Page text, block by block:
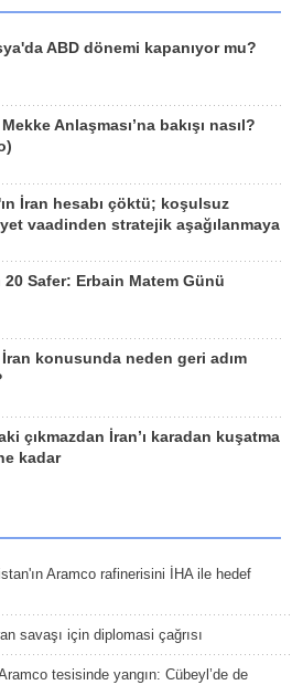
ABD dönemi kapanıyor mu?
Mekke Anlaşması’na bakışı nasıl?
İran hesabı çöktü; koşulsuz
vaadinden stratejik aşağılanmaya
20 Safer: Erbain Matem Günü
konusunda neden geri adım
çıkmazdan İran’ı karadan kuşatma
kadar
Aramco rafinerisini İHA ile hedef
savaşı için diplomasi çağrısı
tesisinde yangın: Cübeyl’de de